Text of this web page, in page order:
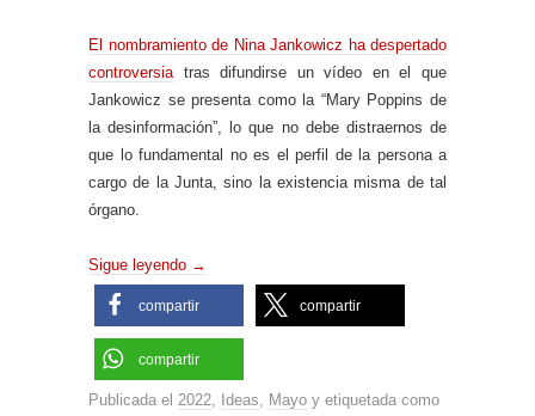
El nombramiento de Nina Jankowicz ha despertado
controversia tras difundirse un vídeo en el que
Jankowicz se presenta como la “Mary Poppins de
la desinformación”, lo que no debe distraernos de
que lo fundamental no es el perfil de la persona a
cargo de la Junta, sino la existencia misma de tal
órgano.
Sigue leyendo →
compartir compartir
compartir
Publicada el 2022 Ideas Mayo y etiquetada como